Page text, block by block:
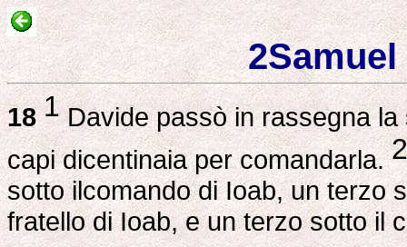
2Samuel
18 1Davide passò in rassegna
capi dicentinaia per comandarla.2
sotto ilcomando di Ioab, un terzo
fratello di Ioab, e un terzo sotto il